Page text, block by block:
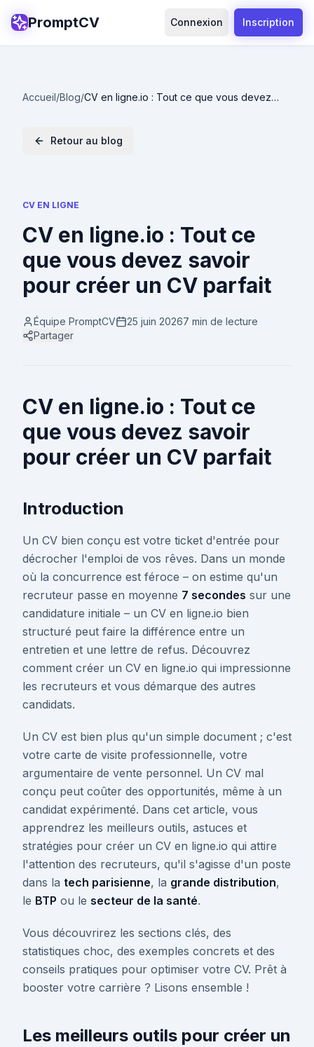
PromptCV Connexion Inscription
Accueil/Blog/CV en ligne.io : Tout ce que vous devez
Retour au blog
CV EN LIGNE
CV en ligne.io : Tout ce
que vous devez savoir
pour créer un CV parfait
Équipe PromptCV 25 juin 20267 min de lecture
Partager
CV en ligne.io : Tout ce
que vous devez savoir
pour créer un CV parfait
Introduction
Un CV bien conçu est votre ticket d'entrée pour
décrocher l'emploi de vos rêves. Dans un monde
où la concurrence est féroce – on estime qu'un
recruteur passe en moyenne 7 secondes sur une
candidature initiale – un CV en ligne.io bien
structuré peut faire la différence entre un
entretien et une lettre de refus. Découvrez
comment créer un CV en ligne.io qui impressionne
les recruteurs et vous démarque des autres
candidats.
Un CV est bien plus qu'un simple document ; c'est
votre carte de visite professionnelle, votre
argumentaire de vente personnel. Un CV mal
conçu peut coûter des opportunités, même à un
candidat expérimenté. Dans cet article, vous
apprendrez les meilleurs outils, astuces et
stratégies pour créer un CV en ligne.io qui attire
l'attention des recruteurs, qu'il s'agisse d'un poste
dans la tech parisienne, la grande distribution,
le BTP ou le secteur de la santé.
Vous découvrirez les sections clés, des
statistiques choc, des exemples concrets et des
conseils pratiques pour optimiser votre CV. Prêt à
booster votre carrière ? Lisons ensemble !
Les meilleurs outils pour créer un